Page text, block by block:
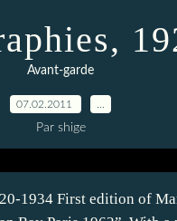
Avant-garde
07.02.2011
Par shige
1934 First edition of